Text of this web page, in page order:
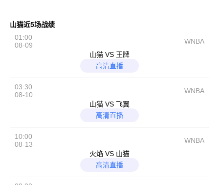
山猫近5场战绩
01:00
08-09
WNBA
山猫 VS 王牌
高清直播
03:30
08-10
WNBA
山猫 VS 飞翼
高清直播
10:00
08-13
WNBA
火焰 VS 山猫
高清直播